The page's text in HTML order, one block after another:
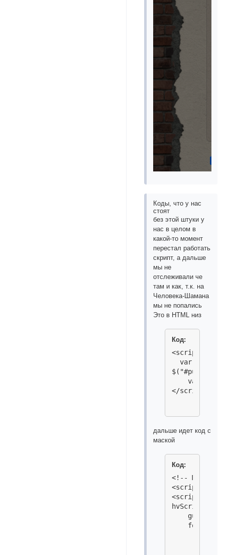
Коды, что у нас
стоят
без этой штуки у
нас в целом в
какой-то момент
перестал работать
скрипт, а дальше
мы не
отслеживали че
там и как, т.к. на
Человека-Шамана
мы не попались
Это в HTML низ
Код:
<script><!--
var
$("#pun-
var s=
</script>
дальше идет код с
маской
Код:
<!-- Маска --
<script
<script>